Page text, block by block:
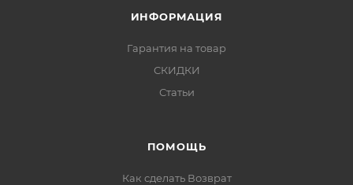
ИНФОРМАЦИЯ
Гарантия на товар
СКИДКИ
Статьи
ПОМОЩЬ
Как сделать Возврат